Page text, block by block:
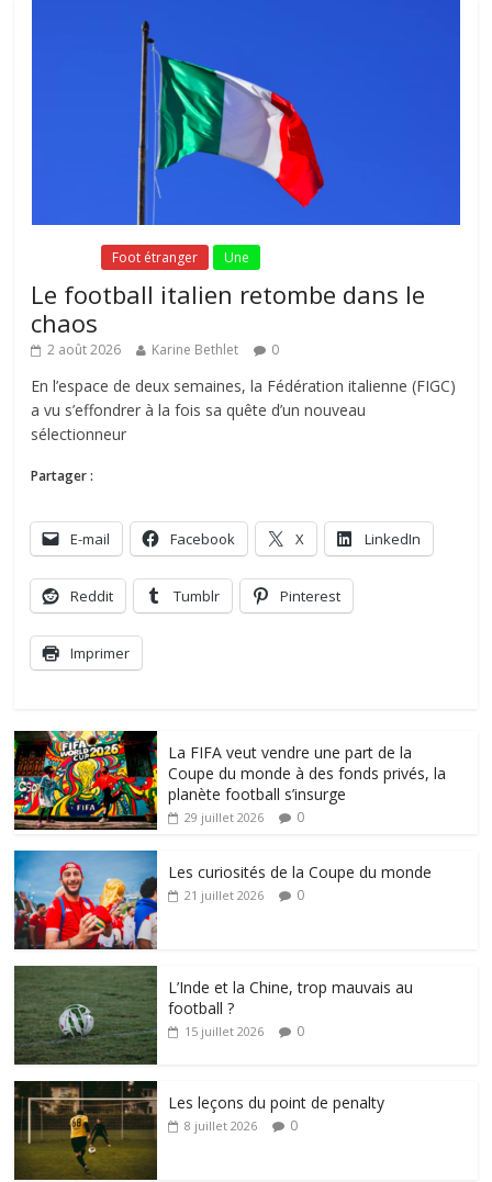
Foot étranger Une
Le football italien retombe dans le
chaos
2 août 2026 Karine Bethlet 0
En l’espace de deux semaines, la Fédération italienne (FIGC)
a vu s’effondrer à la fois sa quête d’un nouveau
sélectionneur
Partager :
E-mail Facebook X LinkedIn
Reddit Tumblr Pinterest
Imprimer
La FIFA veut vendre une part de la
Coupe du monde à des fonds privés, la
planète football s’insurge
29 juillet 2026 0
Les curiosités de la Coupe du monde
21 juillet 2026 0
L’Inde et la Chine, trop mauvais au
football ?
15 juillet 2026 0
Les leçons du point de penalty
8 juillet 2026 0